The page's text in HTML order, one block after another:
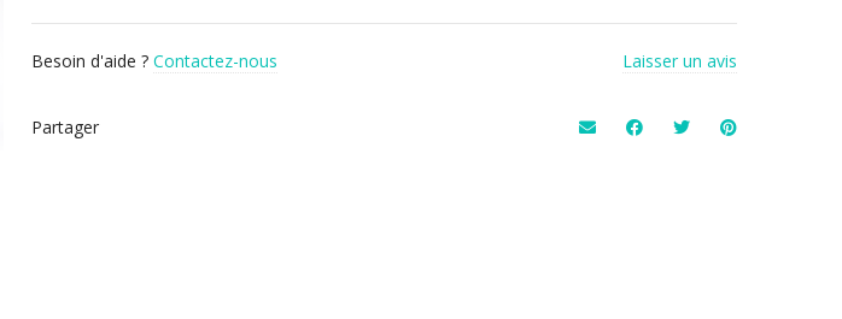
Besoin d'aide ? Contactez-nous Laisser un avis
Partager